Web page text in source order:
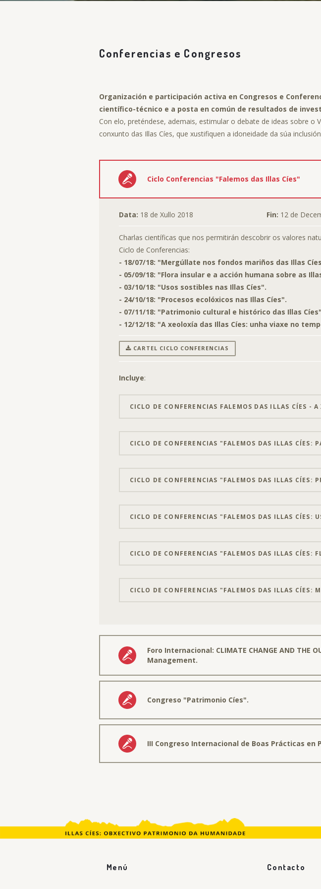
Conferencias e Congresos
Organización e participación activa en Congresos e
científico-técnico e a posta en común de resultados de
Con elo, preténdese, ademais, estimular o debate de ideas sobre
conxunto das Illas Cíes, que xustifiquen a idoneidade da súa
Ciclo Conferencias "Falemos das Illas Cíes"
Data: 18 de Xullo 2018 Fin: 12 de
Charlas científicas que nos permitirán descobrir os valores
Ciclo de Conferencias:
- 18/07/18: "Mergúllate nos fondos mariños das Illas
- 05/09/18: "Flora insular e a acción humana sobre as
- 03/10/18: "Usos sostibles nas Illas Cíes".
- 24/10/18: "Procesos ecolóxicos nas Illas Cíes".
- 07/11/18: "Patrimonio cultural e histórico das Illas
- 12/12/18: "A xeoloxía das Illas Cíes: unha viaxe no
CARTEL CICLO CONFERENCIAS
Incluye:
CICLO DE CONFERENCIAS FALEMOS DAS ILLAS CÍES -
CICLO DE CONFERENCIAS "FALEMOS DAS ILLAS CÍES:
CICLO DE CONFERENCIAS "FALEMOS DAS ILLAS CÍES:
CICLO DE CONFERENCIAS "FALEMOS DAS ILLAS CÍES:
CICLO DE CONFERENCIAS "FALEMOS DAS ILLAS CÍES:
CICLO DE CONFERENCIAS "FALEMOS DAS ILLAS CÍES:
Foro Internacional: CLIMATE CHANGE AND THE
Management.
Congreso "Patrimonio Cíes".
III Congreso Internacional de Boas Prácticas
Menú Contacto